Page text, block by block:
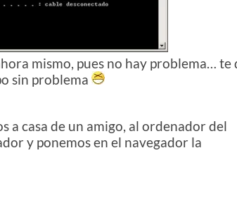
mismo, pues no hay problema… te
sin problema
a casa de un amigo, al ordenador del
y ponemos en el navegador la